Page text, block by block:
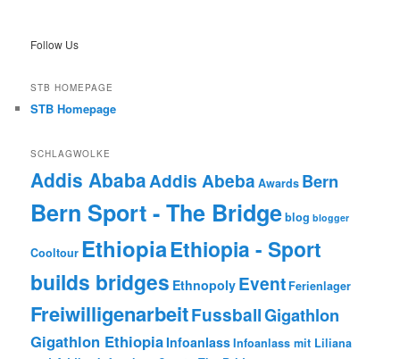
Follow Us
STB HOMEPAGE
STB Homepage
SCHLAGWOLKE
Addis AbabaAddis Abeba Awards Bern
Bern Sport - The Bridgeblog blogger
Cooltour EthiopiaEthiopia - Sport
builds bridges Ethnopoly Event Ferienlager
FreiwilligenarbeitFussballGigathlon
Gigathlon EthiopiaInfoanlassInfoanlass mit Liliana